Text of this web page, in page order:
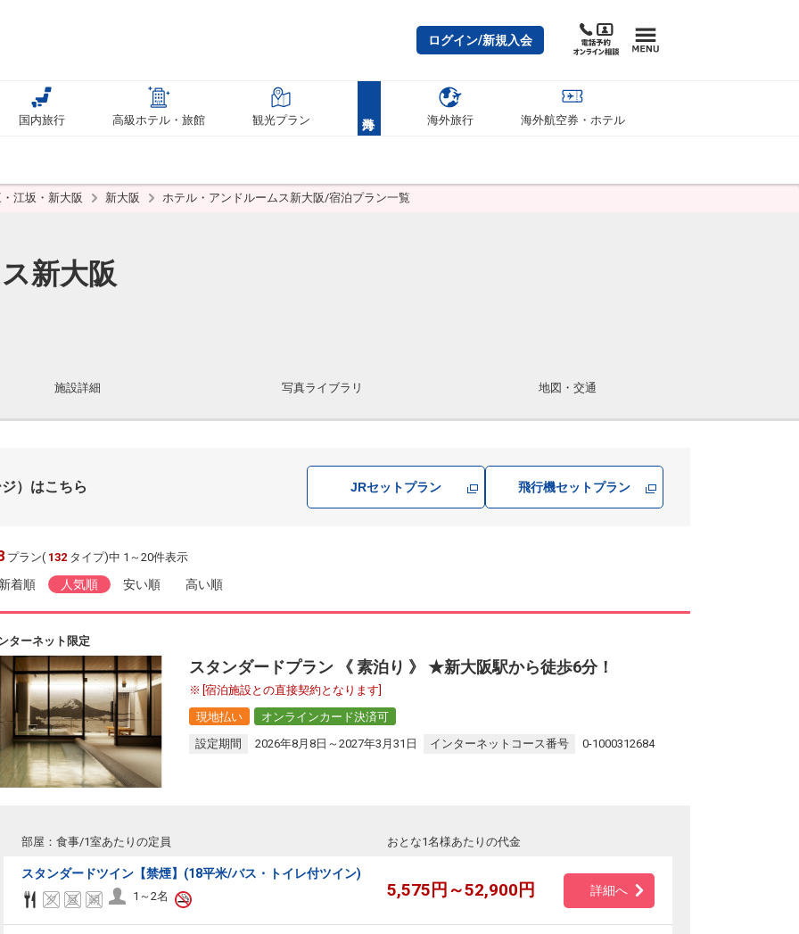
ログイン/新規入会
国内旅行 高級ホテル・旅館 観光プラン 海外旅行 海外航空券・ホテル
江坂・新大阪 新大阪 ホテル・アンドルームス新大阪/宿泊プラン一覧
新大阪
施設詳細 写真ライブラリ 地図・交通
）はこちら JRセットプラン 飛行機セットプラン
プラン( 132 タイプ)中 1～20件表示
着順 人気順 安い順 高い順
ターネット限定
スタンダードプラン 《 素泊り 》 ★新大阪駅から徒歩6分！
[宿泊施設との直接契約となります]
現地払い
オンラインカード決済可
設定期間
2026年8月8日～2027年3月31日 インターネットコース番号 0-1000312684
部屋：食事/1室あたりの定員 おとな1名様あたりの代金
スタンダードツイン【禁煙】(18平米/バス・トイレ付ツイン)
1～2名 5,575円～52,900円 詳細へ